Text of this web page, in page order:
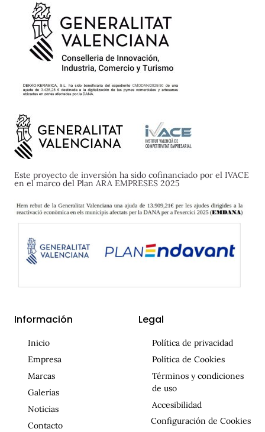
Este proyecto de inversión ha sido cofinanciado por el IVACE
en el marco del Plan ARA EMPRESES 2025
Información
Inicio
Empresa
Marcas
Galerías
Noticias
Contacto
Legal
Política de privacidad
Política de Cookies
Términos y condiciones
de uso
Accesibilidad
Configuración de Cookies